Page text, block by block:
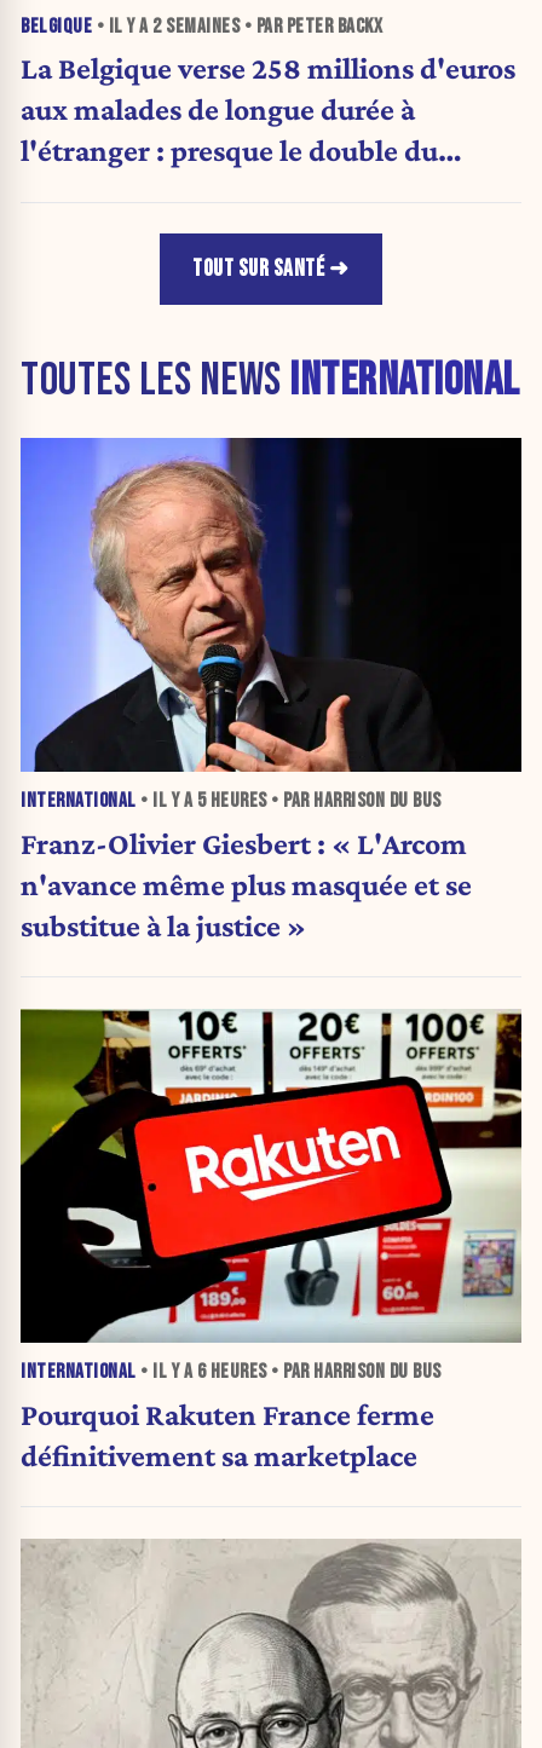
BELGIQUE • IL Y A 2 SEMAINES• PAR PETER BACKX
La Belgique verse 258 millions d'euros
aux malades de longue durée à
l'étranger : presque le double du
TOUT SUR SANTÉ
TOUTES LES NEWS INTERNATIONAL
INTERNATIONAL • IL Y A 5 HEURES• PAR HARRISON DU BUS
Franz-Olivier Giesbert : « L'Arcom
n'avance même plus masquée et se
substitue à la justice »
INTERNATIONAL • IL Y A 6 HEURES• PAR HARRISON DU BUS
Pourquoi Rakuten France ferme
définitivement sa marketplace